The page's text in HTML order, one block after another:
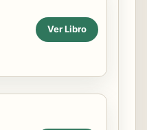
Ver Libro